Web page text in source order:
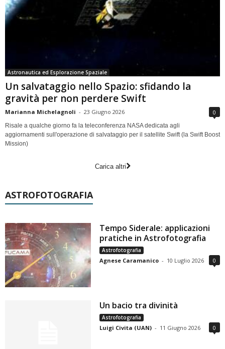
Astronautica ed Esplorazione Spaziale
Un salvataggio nello Spazio: sfidando la
gravità per non perdere Swift
Marianna Michelagnoli - 23 Giugno 2026 0
Risale a qualche giorno fa la teleconferenza NASA dedicata agli
aggiornamenti sull'operazione di salvataggio per il satellite Swift (la Swift Boost
Mission)
Carica altri
ASTROFOTOGRAFIA
Tempo Siderale: applicazioni
pratiche in Astrofotografia
Astrofotografia
Agnese Caramanico - 10 Luglio 2026 0
Un bacio tra divinità
Astrofotografia
Luigi Civita (UAN) - 11 Giugno 2026 0